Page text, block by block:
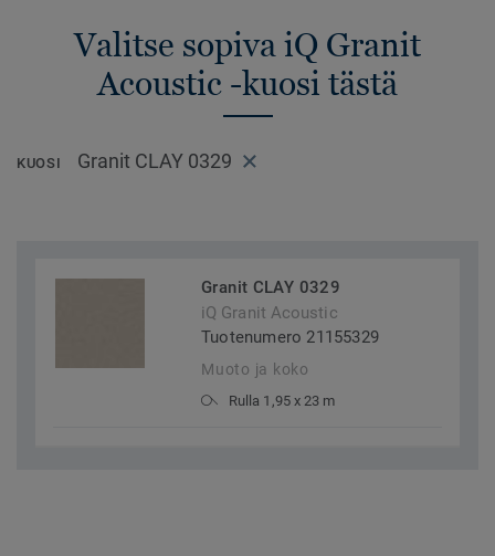
Valitse sopiva iQ Granit
Acoustic -kuosi tästä
KUOSI Granit CLAY 0329
Granit CLAY 0329
iQ Granit Acoustic
Tuotenumero 21155329
Muoto ja koko
Rulla 1,95 x 23 m